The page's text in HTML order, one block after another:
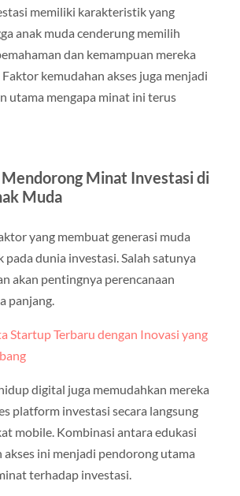
memiliki karakteristik yang
anak muda cenderung memilih
dan kemampuan mereka
kemudahan akses juga menjadi
utama mengapa minat ini terus
Minat Investasi di
Muda
yang membuat generasi muda
dunia investasi. Salah satunya
akan pentingnya perencanaan
panjang.
Startup Terbaru dengan Inovasi yang
digital juga memudahkan mereka
platform investasi secara langsung
mobile. Kombinasi antara edukasi
akses ini menjadi pendorong utama
terhadap investasi.